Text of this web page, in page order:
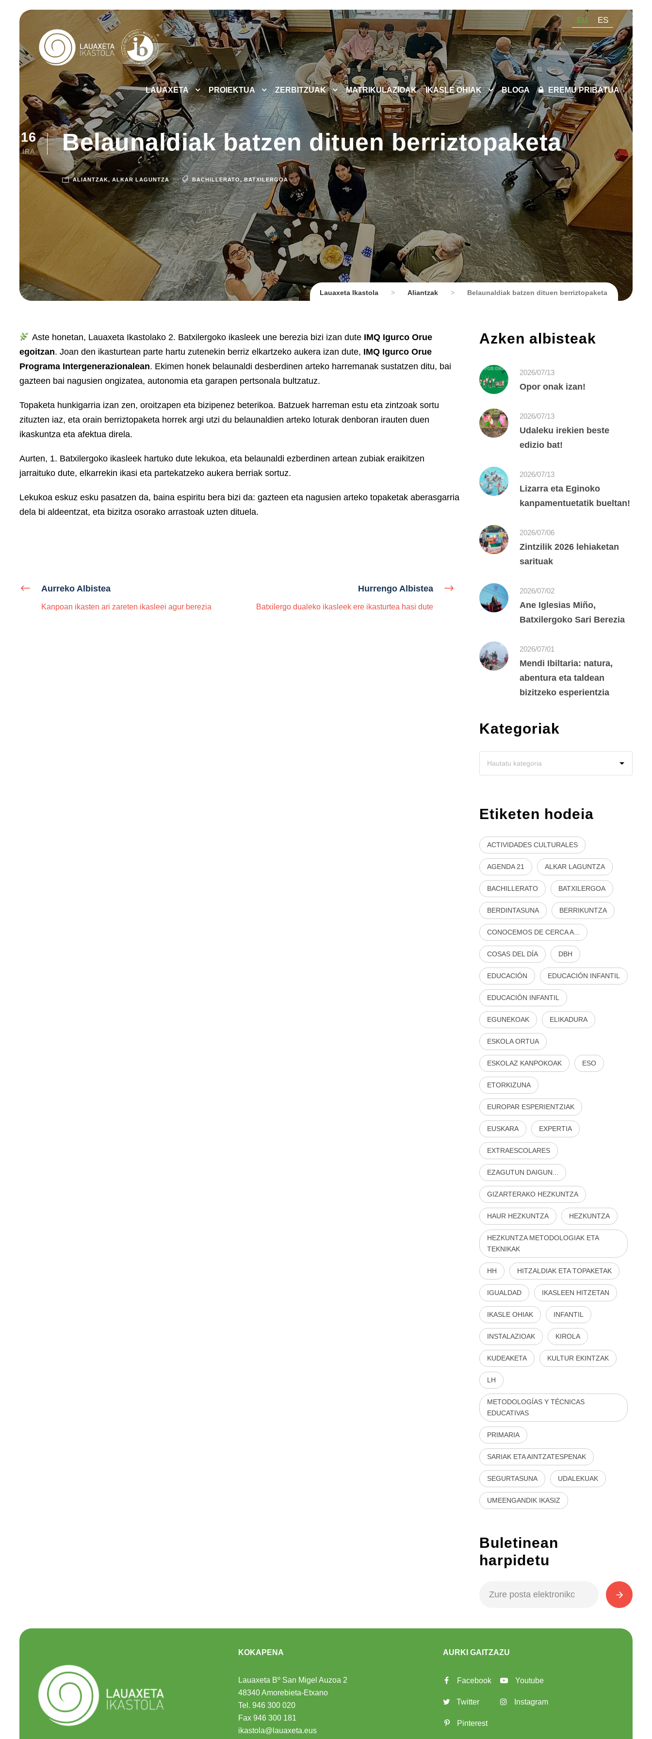
EU ES
LAUAXETA PROIEKTUA ZERBITZUAK MATRIKULAZIOAK IKASLE OHIAK BLOGA EREMU PRIBATUA
16
IRA Belaunaldiak batzen dituen berriztopaketa
ALIANTZAK, ALKAR LAGUNTZA BACHILLERATO, BATXILERGOA
Lauaxeta Ikastola > Aliantzak > Belaunaldiak batzen dituen berriztopaketa
Aste honetan, Lauaxeta Ikastolako 2. Batxilergoko ikasleek une berezia bizi izan dute IMQ Igurco Orue
egoitzan. Joan den ikasturtean parte hartu zutenekin berriz elkartzeko aukera izan dute, IMQ Igurco Orue
Programa Intergenerazionalean. Ekimen honek belaunaldi desberdinen arteko harremanak sustatzen ditu, bai
gazteen bai nagusien ongizatea, autonomia eta garapen pertsonala bultzatuz.
Topaketa hunkigarria izan zen, oroitzapen eta bizipenez beterikoa. Batzuek harreman estu eta zintzoak sortu
zituzten iaz, eta orain berriztopaketa horrek argi utzi du belaunaldien arteko loturak denboran irauten duen
ikaskuntza eta afektua direla.
Aurten, 1. Batxilergoko ikasleek hartuko dute lekukoa, eta belaunaldi ezberdinen artean zubiak eraikitzen
jarraituko dute, elkarrekin ikasi eta partekatzeko aukera berriak sortuz.
Lekukoa eskuz esku pasatzen da, baina espiritu bera bizi da: gazteen eta nagusien arteko topaketak aberasgarria
dela bi aldeentzat, eta bizitza osorako arrastoak uzten dituela.
Aurreko Albistea
Kanpoan ikasten ari zareten ikasleei agur berezia
Hurrengo Albistea
Batxilergo dualeko ikasleek ere ikasturtea hasi dute
Azken albisteak
2026/07/13
Opor onak izan!
2026/07/13
Udaleku irekien beste
edizio bat!
2026/07/13
Lizarra eta Eginoko
kanpamentuetatik bueltan!
2026/07/06
Zintzilik 2026 lehiaketan
sarituak
2026/07/02
Ane Iglesias Miño,
Batxilergoko Sari Berezia
2026/07/01
Mendi Ibiltaria: natura,
abentura eta taldean
bizitzeko esperientzia
Kategoriak
Etiketen hodeia
ACTIVIDADES CULTURALES
AGENDA 21 ALKAR LAGUNTZA
BACHILLERATO BATXILERGOA
BERDINTASUNA BERRIKUNTZA
CONOCEMOS DE CERCA A...
COSAS DEL DÍA DBH
EDUCACIÓN EDUCACIÓN INFANTIL
EDUCACIÓN INFANTIL
EGUNEKOAK ELIKADURA
ESKOLA ORTUA
ESKOLAZ KANPOKOAK ESO
ETORKIZUNA
EUROPAR ESPERIENTZIAK
EUSKARA EXPERTIA
EXTRAESCOLARES
EZAGUTUN DAIGUN...
GIZARTERAKO HEZKUNTZA
HAUR HEZKUNTZA HEZKUNTZA
HEZKUNTZA METODOLOGIAK ETA
TEKNIKAK
HH HITZALDIAK ETA TOPAKETAK
IGUALDAD IKASLEEN HITZETAN
IKASLE OHIAK INFANTIL
INSTALAZIOAK KIROLA
KUDEAKETA KULTUR EKINTZAK
LH
METODOLOGÍAS Y TÉCNICAS
EDUCATIVAS
PRIMARIA
SARIAK ETA AINTZATESPENAK
SEGURTASUNA UDALEKUAK
UMEENGANDIK IKASIZ
Buletinean
harpidetu
KOKAPENA
Lauaxeta Bº San Migel Auzoa 2
48340 Amorebieta-Etxano
Tel.946 300 020
Fax 946 300 181
ikastola@lauaxeta.eus
AURKI GAITZAZU
Facebook
Twitter
Pinterest
Youtube
Instagram